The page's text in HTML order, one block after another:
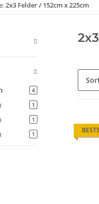
Felder / 152cm x 225cm
4
1
1
1